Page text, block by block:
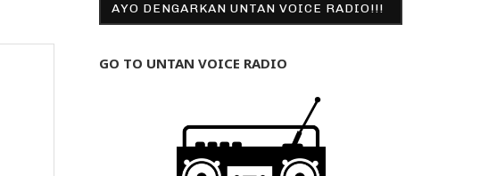
AYO DENGARKAN UNTAN VOICE RADIO!!!
GO TO UNTAN VOICE RADIO